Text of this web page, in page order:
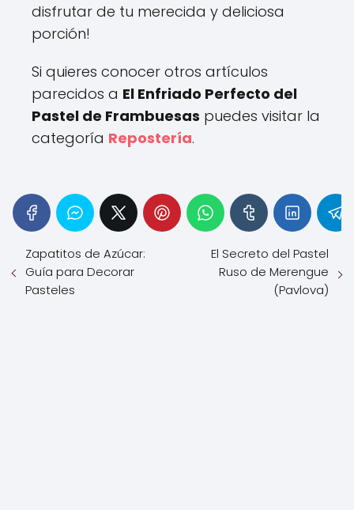
disfrutar de tu merecida y deliciosa
porción!
Si quieres conocer otros artículos
parecidos a El Enfriado Perfecto del
Pastel de Frambuesas puedes visitar la
categoría Repostería.
Zapatitos de Azúcar:
Guía para Decorar
Pasteles
El Secreto del Pastel
Ruso de Merengue
(Pavlova)